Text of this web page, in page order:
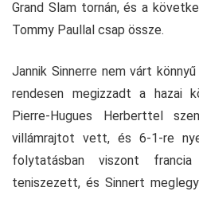
Grand Slam tornán, és a
Tommy Paullal csap össze.
Jannik Sinnerre nem várt
rendesen megizzadt a hazai
Pierre-Hugues Herberttel
villámrajtot vett, és 6-1-re
folytatásban viszont francia
teniszezett, és Sinnert